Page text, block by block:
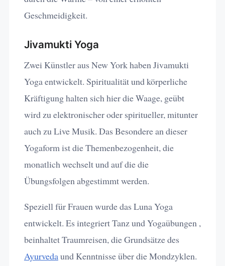
Geschmeidigkeit.
Jivamukti Yoga
Zwei Künstler aus New York haben Jivamukti
Yoga entwickelt. Spiritualität und körperliche
Kräftigung halten sich hier die Waage, geübt
wird zu elektronischer oder spiritueller, mitunter
auch zu Live Musik. Das Besondere an dieser
Yogaform ist die Themenbezogenheit, die
monatlich wechselt und auf die die
Übungsfolgen abgestimmt werden.
Speziell für Frauen wurde das Luna Yoga
entwickelt. Es integriert Tanz und Yogaübungen ,
beinhaltet Traumreisen, die Grundsätze des
Ayurvedaund Kenntnisse über die Mondzyklen.